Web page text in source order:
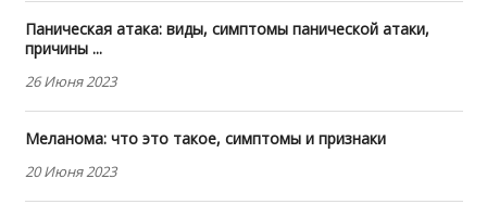
Паническая атака: виды, симптомы панической атаки,
причины ...
26 Июня 2023
Меланома: что это такое, симптомы и признаки
20 Июня 2023